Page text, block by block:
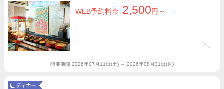
WEB予約料金 2,500円～
開催期間 2026年07月11日(土) ～ 2026年08月31日(月)